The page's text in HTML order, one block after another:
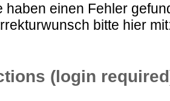
haben einen Fehler
bitte hier
(login